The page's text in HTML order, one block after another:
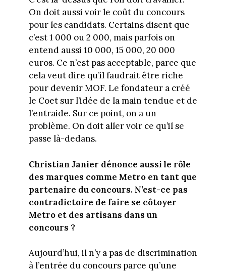
On doit aussi voir le coût du concours
pour les candidats. Certains disent que
c’est 1 000 ou 2 000, mais parfois on
entend aussi 10 000, 15 000, 20 000
euros. Ce n’est pas acceptable, parce que
cela veut dire qu’il faudrait être riche
pour devenir MOF. Le fondateur a créé
le Coet sur l’idée de la main tendue et de
l’entraide. Sur ce point, on a un
problème. On doit aller voir ce qu’il se
passe là-dedans.
Christian Janier dénonce aussi le rôle
des marques comme Metro en tant que
partenaire du concours. N’est-ce pas
contradictoire de faire se côtoyer
Metro et des artisans dans un
concours ?
Aujourd’hui, il n’y a pas de discrimination
à l’entrée du concours parce qu’une